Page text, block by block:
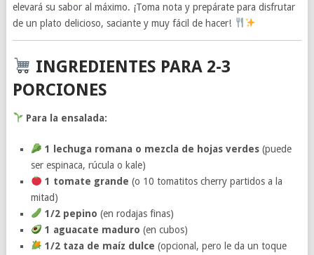
elevará su sabor al máximo. ¡Toma nota y prepárate para disfrutar
de un plato delicioso, saciante y muy fácil de hacer!
INGREDIENTES PARA 2-3
PORCIONES
Para la ensalada:
1 lechuga romana o mezcla de hojas verdes (puede
ser espinaca, rúcula o kale)
1 tomate grande (o 10 tomatitos cherry partidos a la
mitad)
1/2 pepino (en rodajas finas)
1 aguacate maduro (en cubos)
1/2 taza de maíz dulce (opcional, pero le da un toque